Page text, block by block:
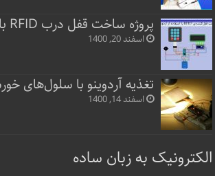
پروژه ساخت قفل‌ درب RFID با آردوینو
اسفند 20, 1400
تغذیه آردوینو با سلول‌های
اسفند 14, 1400
الکترونیک به زبان ساده